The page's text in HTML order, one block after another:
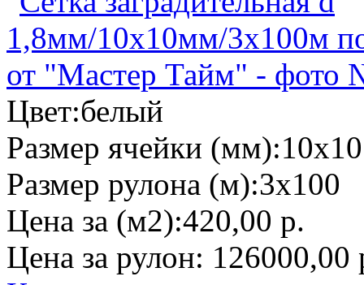
Цвет:белый
Размер ячейки (мм):10х10
Размер рулона (м):3х100
Цена за (м2):420,00 р.
Цена за рулон: 126000,00